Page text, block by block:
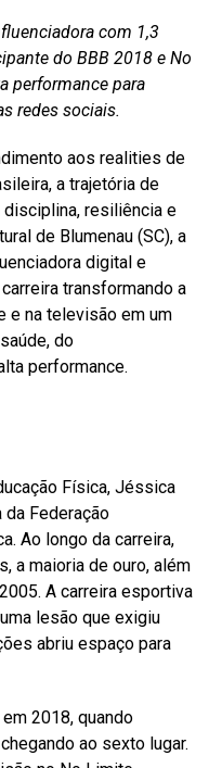
com 1,3
do BBB 2018 e No
performance para
redes sociais.
aos realities de
a trajetória de
resiliência e
de Blumenau (SC), a
digital e
transformando a
e na televisão em um
do
performance.
Física, Jéssica
Federação
Ao longo da carreira,
a maioria de ouro, além
A carreira esportiva
lesão que exigiu
abriu espaço para
2018, quando
ao sexto lugar.